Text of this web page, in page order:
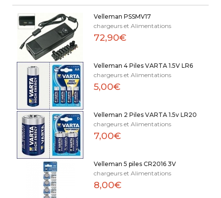
Velleman PSSMV17
chargeurs et Alimentations
72,90€
Velleman 4 Piles VARTA 1.5V LR6
chargeurs et Alimentations
5,00€
Velleman 2 Piles VARTA 1.5v LR20
chargeurs et Alimentations
7,00€
Velleman 5 piles CR2016 3V
chargeurs et Alimentations
8,00€